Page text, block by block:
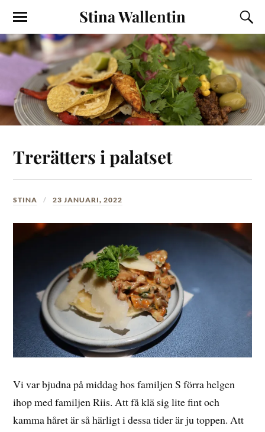
Stina Wallentin
Trerätters i palatset
STINA 23 JANUARI, 2022
Vi var bjudna på middag hos familjen S förra helgen
ihop med familjen Riis. Att få klä sig lite fint och
kamma håret är så härligt i dessa tider är ju toppen. Att